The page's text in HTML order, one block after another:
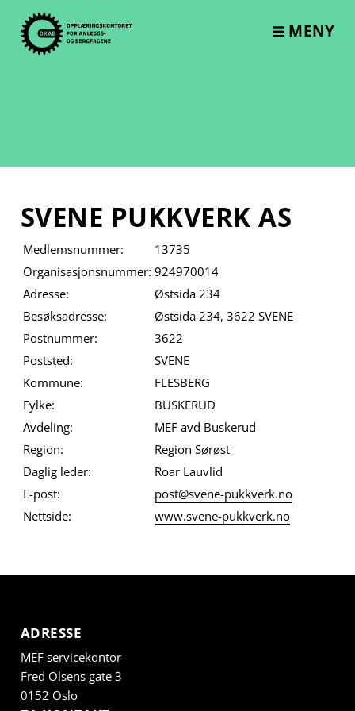
content
MENY
SVENE PUKKVERK AS
Medlemsnummer:
13735
Organisasjonsnummer: 924970014
Adresse:
Østsida 234
Besøksadresse:
Østsida 234, 3622 SVENE
Postnummer:
3622
Poststed:
SVENE
Kommune:
FLESBERG
Fylke:
BUSKERUD
Avdeling:
MEF avd Buskerud
Region:
Region Sørøst
Daglig leder:
Roar Lauvlid
E-post:
post@svene-pukkverk.no
Nettside:
www.svene-pukkverk.no
ADRESSE
MEF servicekontor
Fred Olsens gate 3
0152 Oslo